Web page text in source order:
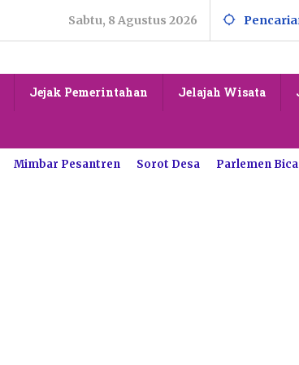
Sabtu, 8 Agustus 2026
Jejak Pemerintahan Jelajah Wisata
Mimbar Pesantren Sorot Desa Parlemen